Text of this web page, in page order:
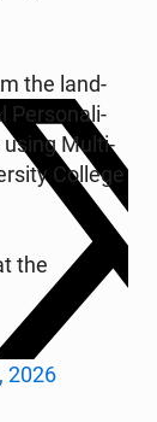
the land­
Per­so­na­li­
Multi-
College
the
2026